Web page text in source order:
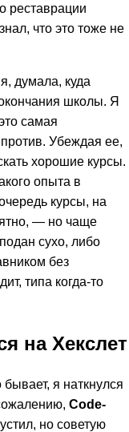
реставрации
что это тоже не
думала, куда
школы. Я
самая
Убеждая ее,
хорошие курсы.
опыта в
курсы, на
— но чаще
сухо, либо
без
типа когда-то
на Хекслет
я наткнулся
Code-
но советую